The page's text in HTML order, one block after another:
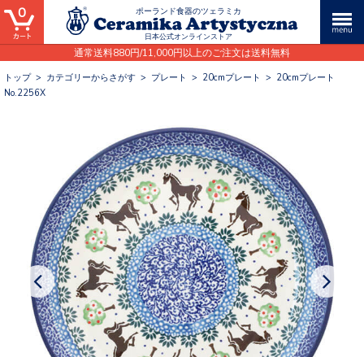
ポーランド食器のツェラミカ
日本公式オンラインストア
通常送料880円/11,000円以上のご注文は送料無料
0
トップ> カテゴリーからさがす > プレート > 20cmプレート > 20cmプレート
No.2256X